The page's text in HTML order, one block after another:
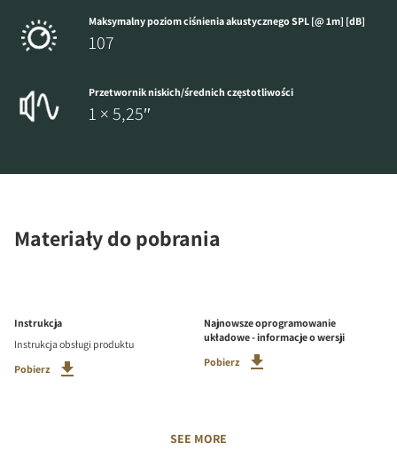
Maksymalny poziom ciśnienia akustycznego SPL [@ 1m] [dB]
107
Przetwornik niskich/średnich częstotliwości
1 × 5,25″
Materiały do pobrania
Instrukcja
Instrukcja obsługi produktu
Pobierz
Najnowsze oprogramowanie
układowe - informacje o wersji
Pobierz
SEE MORE